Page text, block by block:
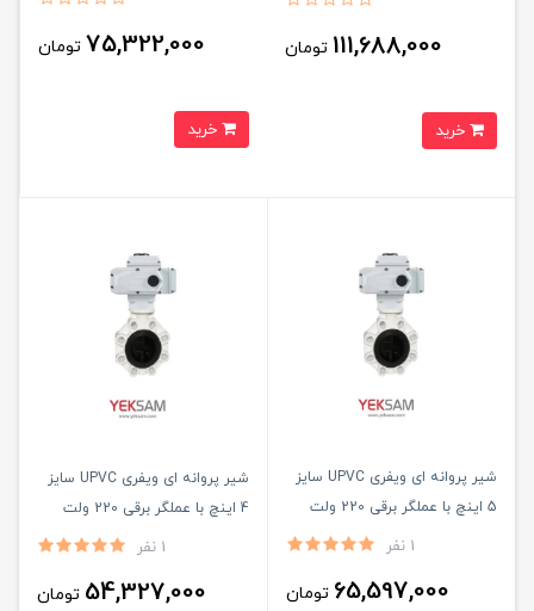
111,688,000 تومان 75,322,000 تومان
شیر پروانه ای ویفری UPVC سایز
5 اینچ با عملگر برقی 220 ولت
1 نفر
65,597,000 تومان
شیر پروانه ای ویفری UPVC سایز
4 اینچ با عملگر برقی 220 ولت
1 نفر
54,327,000 تومان